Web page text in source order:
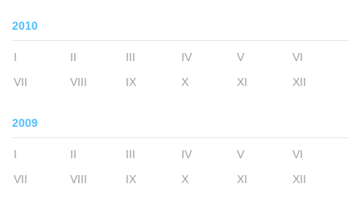
2010
I II III IV V
VI
VII
VIII IX X XI XII
2009
I II III IV V
VI
VII
VIII IX X XI XII